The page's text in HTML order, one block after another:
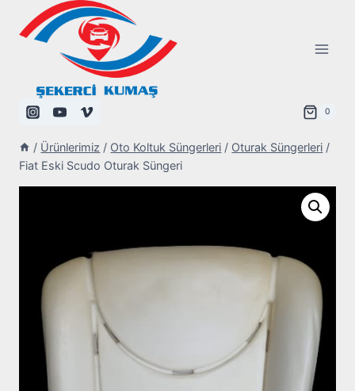
0
/ Ürünlerimiz / Oto Koltuk Süngerleri / Oturak Süngerleri /
Fiat Eski Scudo Oturak Süngeri